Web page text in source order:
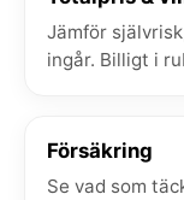
Jämför
ingår. Billigt i
Försäkring
Se vad som